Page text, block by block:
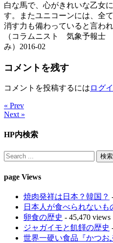
白な馬で、心がきれいな乙女
す。またユニコーンには、全
消す力も備わっていると言われ
（コラムニスト 気象予報士
み）2016-02
コメントを残す
コメントを投稿するには ログ
« Prev
Next »
HP内検索
page Views
焼肉発祥は日本？韓国？
日本人が食べられないも
卵食の歴史 - 45,470 views
ジャガイモと飢饉の歴史
世界一硬い食品『かつお